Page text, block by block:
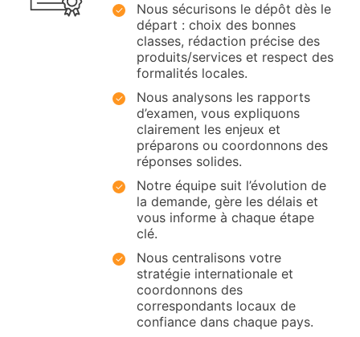
Nous sécurisons le dépôt dès le
départ : choix des bonnes
classes, rédaction précise des
produits/services et respect des
formalités locales.
Nous analysons les rapports
d’examen, vous expliquons
clairement les enjeux et
préparons ou coordonnons des
réponses solides.
Notre équipe suit l’évolution de
la demande, gère les délais et
vous informe à chaque étape
clé.
Nous centralisons votre
stratégie internationale et
coordonnons des
correspondants locaux de
confiance dans chaque pays.